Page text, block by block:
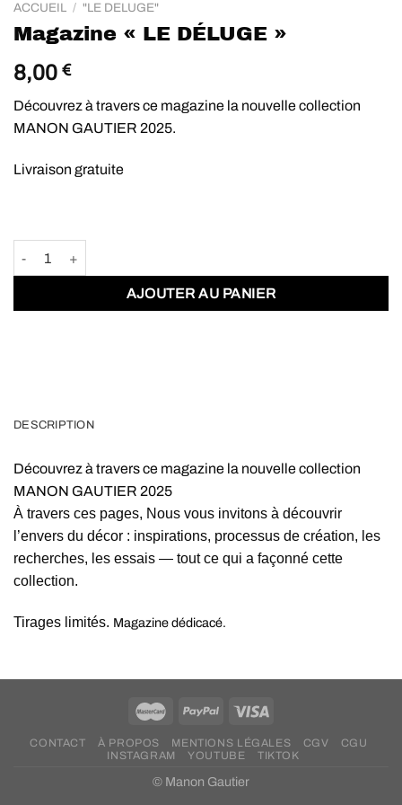
ACCUEIL / "LE DELUGE"
Magazine « LE DÉLUGE »
8,00 €
Découvrez à travers ce magazine la nouvelle collection
MANON GAUTIER 2025.
Livraison gratuite
AJOUTER AU PANIER
DESCRIPTION
Découvrez à travers ce magazine la nouvelle collection
MANON GAUTIER 2025
À travers ces pages, Nous vous invitons à découvrir
l’envers du décor : inspirations, processus de création, les
recherches, les essais — tout ce qui a façonné cette
collection.
Tirages limités. Magazine dédicacé.
CONTACT À PROPOS MENTIONS LÉGALES CGV
CGU
INSTAGRAM
YOUTUBE TIKTOK
© Manon Gautier